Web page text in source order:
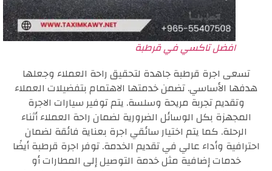
افضل تاكسي في قرطبة
تسعى اجرة قرطبة جاهدة لتحقيق راحة العملاء وجعلها
هدفها الأساسي. تضمن خدمتها الاهتمام بتفضيلات العملاء
وتقديم تجربة مريحة وسلسة. يتم توفير سيارات الاجرة
المجهزة بكل الوسائل الضرورية لضمان راحة العملاء أثناء
الرحلة. كما يتم اختيار سائقي اجرة بعناية فائقة لضمان
احترافية وأداء عالي في تقديم الخدمة. توفر اجرة قرطبة أيضًا
خدمات إضافية مثل خدمة التوصيل إلى المطارات أو